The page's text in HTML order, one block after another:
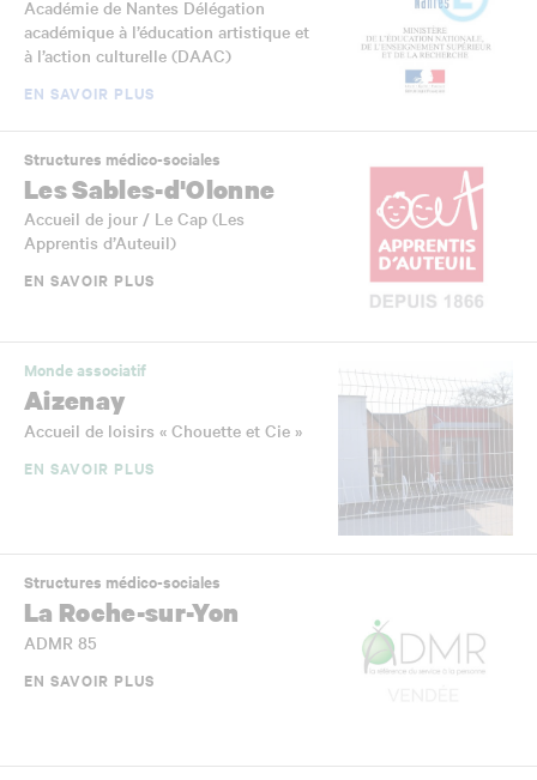
Académie de Nantes Délégation
académique à l’éducation artistique et
à l’action culturelle (DAAC)
EN SAVOIR PLUS
Structures médico-sociales
Les Sables-d'Olonne
Accueil de jour / Le Cap (Les
Apprentis d’Auteuil)
EN SAVOIR PLUS
Monde associatif
Aizenay
Accueil de loisirs « Chouette et Cie »
EN SAVOIR PLUS
Structures médico-sociales
La Roche-sur-Yon
ADMR 85
EN SAVOIR PLUS